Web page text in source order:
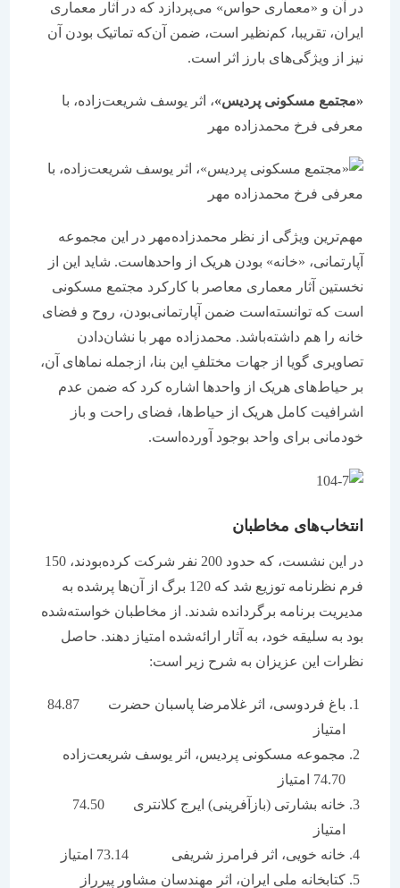
در آن و «معماری حواس» می‌پردازد که در آثار معماری
ایران، تقریبا، کم‌نظیر است، ضمن آن‌که تماتیک بودن آن
نیز از ویژگی‌های بارز اثر است.
«مجتمع مسکونی پردیس» ، اثر یوسف شریعت‌زاده، با
معرفی فرخ محمدزاده مهر
مهم‌ترین ویژگی از نظر محمدزاده‌مهر در این مجموعه
آپارتمانی، «خانه» بودن هریک از واحدهاست. شاید این از
نخستین آثار معماری معاصر با کارکرد مجتمع مسکونی
است که توانسته‌است ضمن آپارتمانی‌بودن، روح و فضای
خانه را هم داشته‌باشد. محمدزاده مهر با نشان‌دادن
تصاویری گویا از جهات مختلفِ این بنا، ازجمله نماهای آن،
بر حیاط‌های هریک از واحدها اشاره کرد که ضمن عدم
اشرافیت کامل هریک از حیاط‌ها، فضای راحت و باز
خودمانی برای واحد بوجود آورده‌است.
انتخاب‌های مخاطبان
در این نشست، که حدود 200 نفر شرکت کرده‌بودند، 150
فرم نظرنامه توزیع شد که 120 برگ از آن‌ها پرشده به
مدیریت برنامه برگردانده شدند. از مخاطبان خواسته‌شده
بود به سلیقه خود، به آثار ارائه‌شده امتیاز دهند. حاصل
نظرات این عزیزان به شرح زیر است:
باغ فردوسی، اثر غلامرضا پاسبان حضرت 84.87
مجموعه مسکونی پردیس، اثر یوسف شریعت‌زاده
خانه بشارتی (بازآفرینی) ایرج کلانتری 74.50
خانه خویی، اثر فرامرز شریفی 73.14 امتیاز
کتابخانه ملی ایران، اثر مهندسان مشاور پیرراز